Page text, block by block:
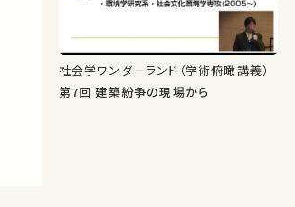
社会学ワンダーランド（学術俯瞰講義）
第7回 建築紛争の現場から